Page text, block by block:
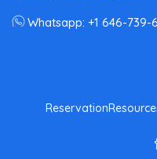
Whatsapp: +1 646-739-